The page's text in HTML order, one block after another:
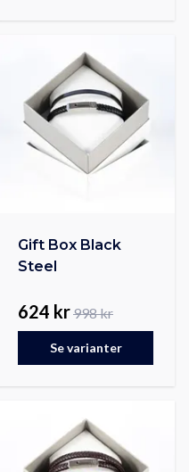
Gift Box Black
Steel
624 kr998 kr
Se varianter